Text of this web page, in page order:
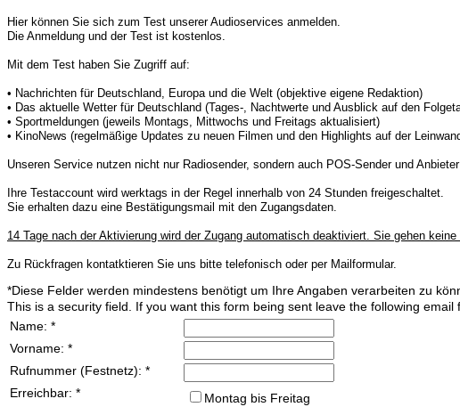
Hier können Sie sich zum Test unserer Audioservices anmelden.
Die Anmeldung und der Test ist kostenlos.
Mit dem Test haben Sie Zugriff auf:
• Nachrichten für Deutschland, Europa und die Welt (objektive eigene Redaktion)
• Das aktuelle Wetter für Deutschland (Tages-, Nachtwerte und Ausblick auf den
• Sportmeldungen (jeweils Montags, Mittwochs und Freitags aktualisiert)
• KinoNews (regelmäßige Updates zu neuen Filmen und den Highlights auf der
Unseren Service nutzen nicht nur Radiosender, sondern auch POS-Sender und
Ihre Testaccount wird werktags in der Regel innerhalb von 24 Stunden freigeschaltet.
Sie erhalten dazu eine Bestätigungsmail mit den Zugangsdaten.
14 Tage nach der Aktivierung wird der Zugang automatisch deaktiviert. Sie gehen
Zu Rückfragen kontatktieren Sie uns bitte telefonisch oder per Mailformular.
*Diese Felder werden mindestens benötigt um Ihre Angaben verarbeiten zu
This is a security field. If you want this form being sent leave the following email
Name: *
Vorname: *
Rufnummer (Festnetz): *
Erreichbar: *
Montag bis Freitag